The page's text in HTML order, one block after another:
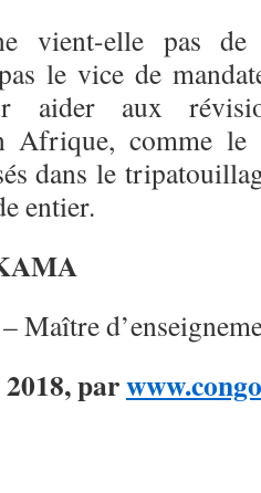
vient-elle pas
le vice de
aux
Afrique, comme le
dans le
entier.
Maître
par